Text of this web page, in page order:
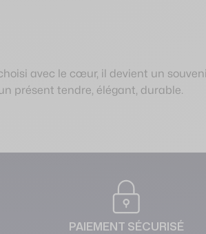
avec le cœur, il devient un
présent tendre, élégant, durable.
PAIEMENT SÉCURISÉ